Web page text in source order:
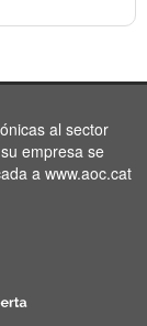
al sector
empresa se
a www.aoc.cat